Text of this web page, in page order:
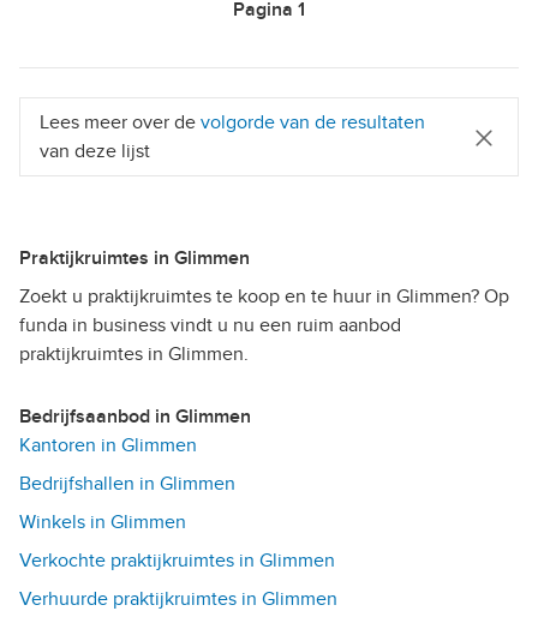
Pagina 1
Lees meer over de volgorde van de resultaten
van deze lijst
Praktijkruimtes in Glimmen
Zoekt u praktijkruimtes te koop en te huur in Glimmen? Op
funda in business vindt u nu een ruim aanbod
praktijkruimtes in Glimmen.
Bedrijfsaanbod in Glimmen
Kantoren in Glimmen
Bedrijfshallen in Glimmen
Winkels in Glimmen
Verkochte praktijkruimtes in Glimmen
Verhuurde praktijkruimtes in Glimmen